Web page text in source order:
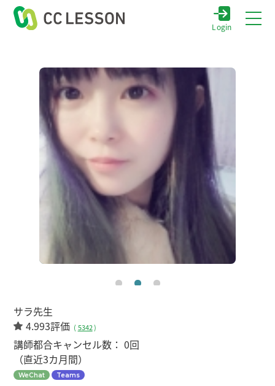
Login
サラ先生
4.993評価 ( 5342)
講師都合キャンセル数：0回
（直近3カ月間）
WeChat Teams